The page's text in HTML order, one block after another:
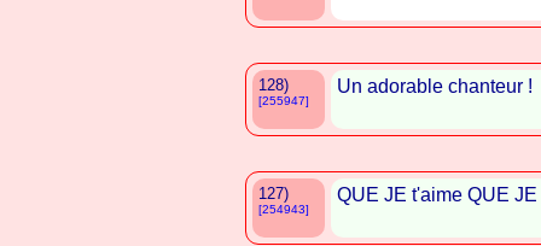
128)
[255947]
Un adorable chanteur !
127)
[254943]
QUE JE t'aime QUE